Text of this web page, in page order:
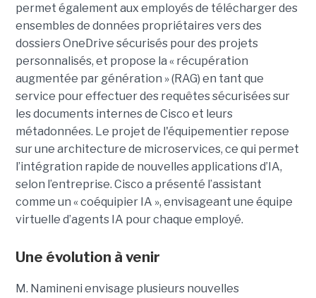
permet également aux employés de télécharger des
ensembles de données propriétaires vers des
dossiers OneDrive sécurisés pour des projets
personnalisés, et propose la « récupération
augmentée par génération » (RAG) en tant que
service pour effectuer des requêtes sécurisées sur
les documents internes de Cisco et leurs
métadonnées. Le projet de l'équipementier repose
sur une architecture de microservices, ce qui permet
l’intégration rapide de nouvelles applications d’IA,
selon l’entreprise. Cisco a présenté l’assistant
comme un « coéquipier IA », envisageant une équipe
virtuelle d’agents IA pour chaque employé.
Une évolution à venir
M. Namineni envisage plusieurs nouvelles